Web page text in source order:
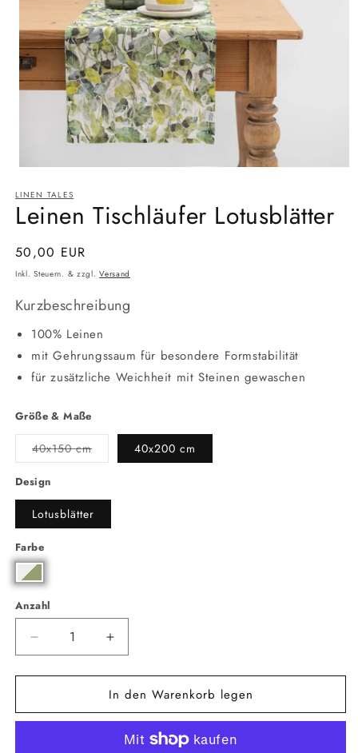
in
Modal
öffnen
LINEN TALES
Leinen Tischläufer Lotusblätter
Normaler
Preis
50,00 EUR
Inkl. Steuern. & zzgl.Versand
Kurzbeschreibung
100% Leinen
mit Gehrungssaum für besondere Formstabilität
für zusätzliche Weichheit mit Steinen gewaschen
Größe & Maße
40x150 cmVariante
ausverkauft
40x200 cm
Design
Lotusblätter
Farbe
Anzahl
Anzahl
Verringere
die
Menge
Leinen
Erhöhe
die
Menge
für
Leinen
Tischläufer
Lotusblätter
In den Warenkorb legen